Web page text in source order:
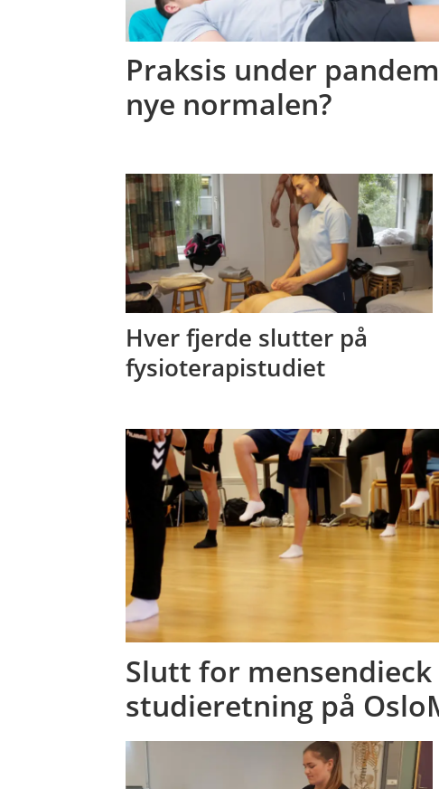
Praksis under
nye normalen?
Hver fjerde slutter på
fysioterapistudiet
Slutt for mensendieck
studieretning på